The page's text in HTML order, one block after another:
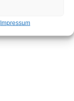
Impressum